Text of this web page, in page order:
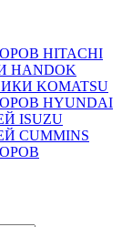
HITACHI
KOMATSU
HYUNDAI
ISUZU
CUMMINS